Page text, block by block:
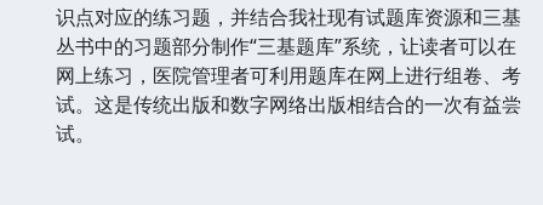
识点对应的练习题，并结合我社现有试题库资源和三基
丛书中的习题部分制作“三基题库”系统，让读者可以在
网上练习，医院管理者可利用题库在网上进行组卷、考
试。这是传统出版和数字网络出版相结合的一次有益尝
试。